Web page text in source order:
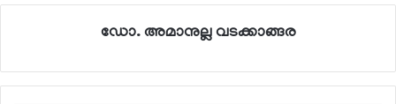
ഡോ. അമാനുല്ല വടക്കാങ്ങര